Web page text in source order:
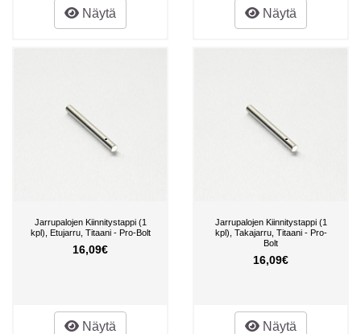
Näytä Näytä
Jarrupalojen Kiinnitystappi (1
kpl), Etujarru, Titaani - Pro-Bolt
16,09€
Näytä
Jarrupalojen Kiinnitystappi (1
kpl), Takajarru, Titaani - Pro-
Bolt
16,09€
Näytä